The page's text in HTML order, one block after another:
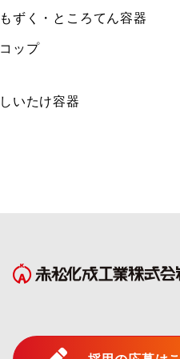
もずく・ところてん容器
コップ
しいたけ容器